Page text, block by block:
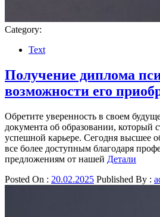
Category:
Text
Получение диплома
возможности его
Обретите уверенность в своем
документа об образовании, который
успешной карьере. Сегодня высшее
все более доступным благодаря
предложениям от нашей Детали
Posted On : 20.02.2025 Published By :